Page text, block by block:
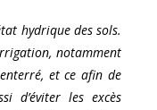
hydrique des sols.
notamment
et ce afin de
d’éviter les excès